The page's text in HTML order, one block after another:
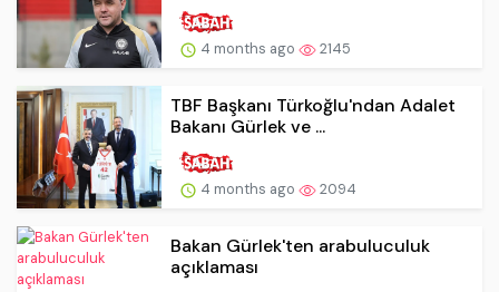
4 months ago 2145
TBF Başkanı Türkoğlu'ndan Adalet
Bakanı Gürlek ve ...
4 months ago 2094
Bakan Gürlek'ten arabuluculuk
açıklaması